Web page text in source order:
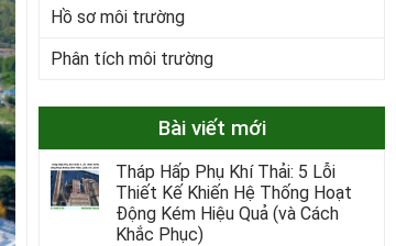
Hồ sơ môi trường
Phân tích môi trường
Bài viết mới
Tháp Hấp Phụ Khí Thải: 5 Lỗi
Thiết Kế Khiến Hệ Thống Hoạt
Động Kém Hiệu Quả (và Cách
Khắc Phục)